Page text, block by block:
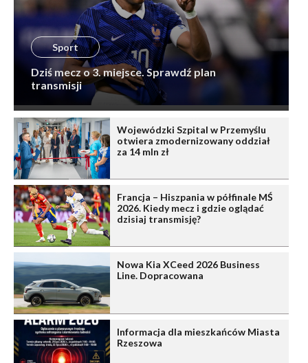
Sport
Dziś mecz o 3. miejsce. Sprawdź plan
transmisji
Wojewódzki Szpital w Przemyślu
otwiera zmodernizowany oddział
za 14 mln zł
Francja – Hiszpania w półfinale MŚ
2026. Kiedy mecz i gdzie oglądać
dzisiaj transmisję?
Nowa Kia XCeed 2026 Business
Line. Dopracowana
Informacja dla mieszkańców Miasta
Rzeszowa